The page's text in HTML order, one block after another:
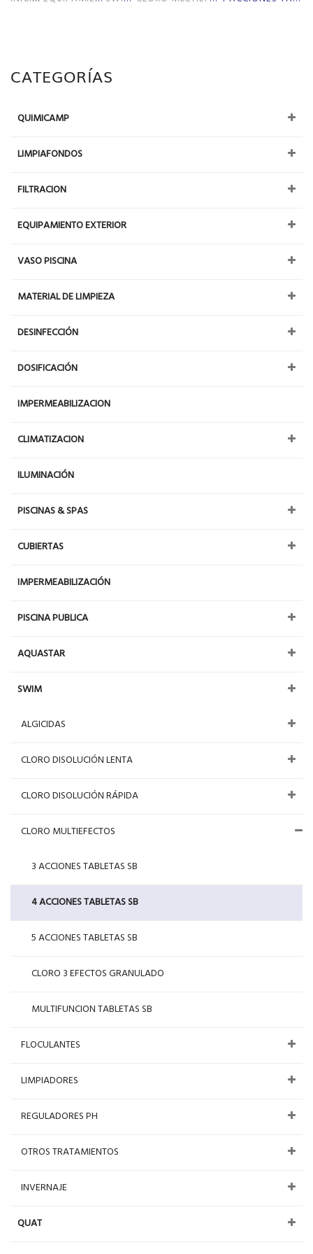
CATEGORÍAS
QUIMICAMP
LIMPIAFONDOS
FILTRACION
EQUIPAMIENTO EXTERIOR
VASO PISCINA
MATERIAL DE LIMPIEZA
DESINFECCIÓN
DOSIFICACIÓN
IMPERMEABILIZACION
CLIMATIZACION
ILUMINACIÓN
PISCINAS & SPAS
CUBIERTAS
IMPERMEABILIZACIÓN
PISCINA PUBLICA
AQUASTAR
SWIM
ALGICIDAS
CLORO DISOLUCIÓN LENTA
CLORO DISOLUCIÓN RÁPIDA
CLORO MULTIEFECTOS
3 ACCIONES TABLETAS SB
4 ACCIONES TABLETAS SB
5 ACCIONES TABLETAS SB
CLORO 3 EFECTOS GRANULADO
MULTIFUNCION TABLETAS SB
FLOCULANTES
LIMPIADORES
REGULADORES PH
OTROS TRATAMIENTOS
INVERNAJE
QUAT